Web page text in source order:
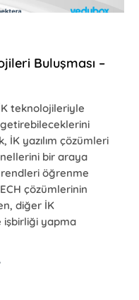
Buluşması –
teknolojileriyle
yazılım çözümleri
bir araya
öğrenme
çözümlerinin
diğer İK
işbirliği yapma